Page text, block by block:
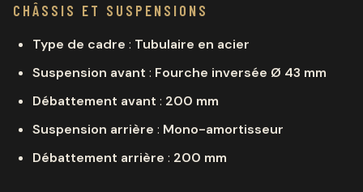
CHÂSSIS ET SUSPENSIONS
Type de cadre : Tubulaire en acier
Suspension avant : Fourche inversée Ø 43 mm
Débattement avant : 200 mm
Suspension arrière : Mono-amortisseur
Débattement arrière : 200 mm